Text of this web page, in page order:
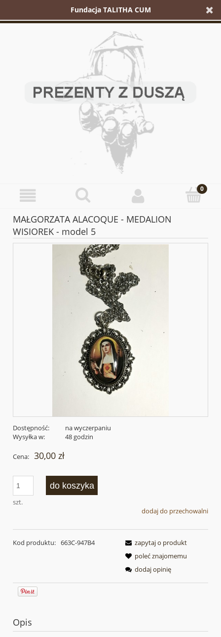
Fundacja TALITHA CUM
MAŁGORZATA ALACOQUE - MEDALION
WISIOREK - model 5
Dostępność:
na wyczerpaniu
Wysyłka w:
48 godzin
Cena: 30,00 zł
szt.
do koszyka
dodaj do przechowalni
Kod produktu: 663C-947B4
zapytaj o produkt
poleć znajomemu
dodaj opinię
Opis